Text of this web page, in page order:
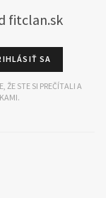
fitclan.sk
SA
STE SI PREČÍTALI A